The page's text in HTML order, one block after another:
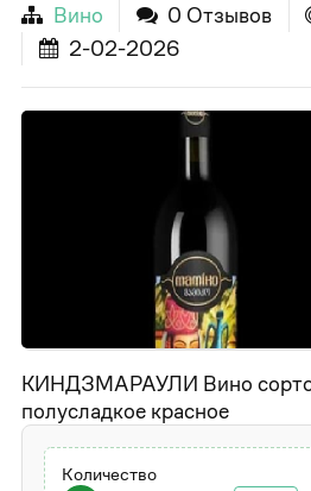
Вино 0 Отзывов
2-02-2026
КИНДЗМАРАУЛИ Вино
полусладкое красное
Количество